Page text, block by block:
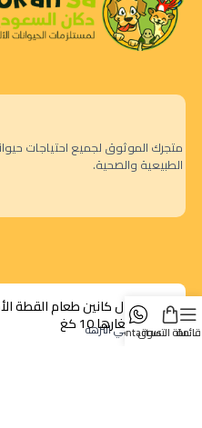
متجرك الموثوق لجميع احتياجات
الطبيعية والصحية.
الرياض - حي النزهة قائمةسلة التسوقcontact us
رويال كانين طعام القطة
وصغارها 10 كغ